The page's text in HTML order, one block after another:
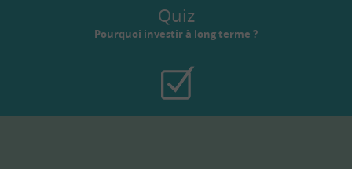
Quiz
Pourquoi investir à long terme ?